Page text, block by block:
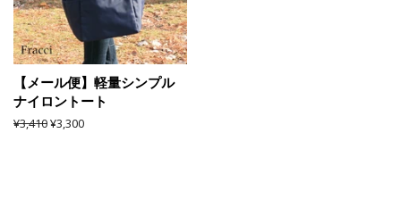
【メール便】軽量シンプル
ナイロントート
通
¥3,410販
¥3,300